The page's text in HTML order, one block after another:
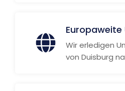
Europaweite
Wir erledigen
von Duisburg